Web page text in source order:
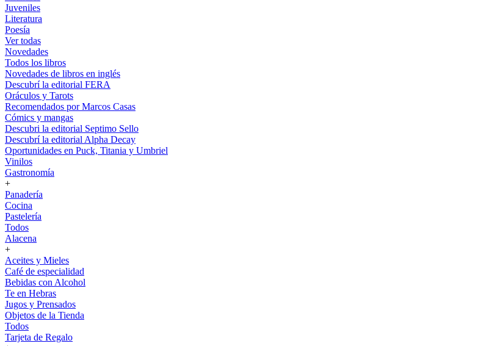
Juveniles
Literatura
Poesía
Ver todas
Novedades
Todos los libros
Novedades de libros en inglés
Descubrí la editorial FERA
Oráculos y Tarots
Recomendados por Marcos Casas
Cómics y mangas
Descubri la editorial Septimo Sello
Descubrí la editorial Alpha Decay
Oportunidades en Puck, Titania y Umbriel
Vinilos
Gastronomía
+
Panadería
Cocina
Pastelería
Todos
Alacena
+
Aceites y Mieles
Café de especialidad
Bebidas con Alcohol
Te en Hebras
Jugos y Prensados
Objetos de la Tienda
Todos
Tarjeta de Regalo